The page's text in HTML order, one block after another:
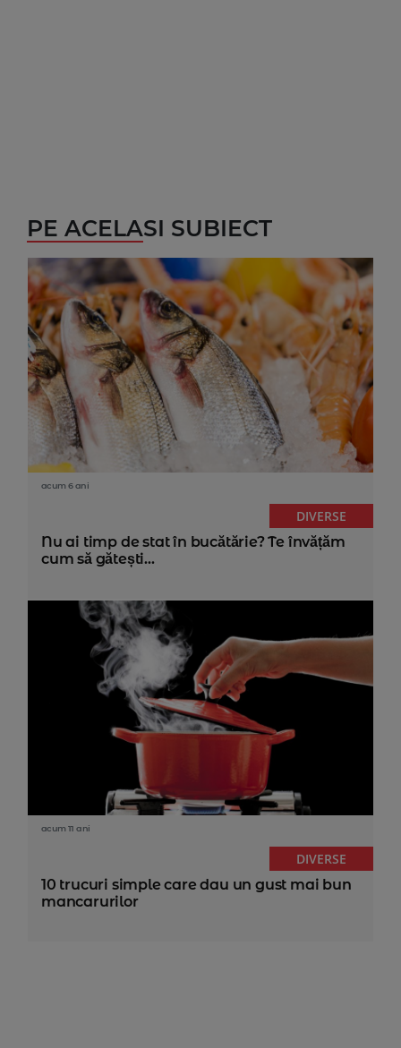
PE ACELASI SUBIECT
acum 6 ani
DIVERSE
Nu ai timp de stat în bucătărie? Te învățăm
cum să gătești...
acum 11 ani
DIVERSE
10 trucuri simple care dau un gust mai bun
mancarurilor